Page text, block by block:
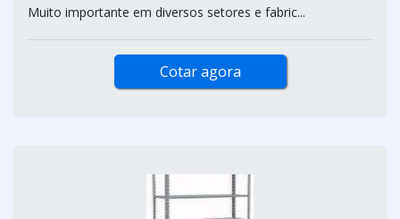
Muito importante em diversos setores e fabric...
Cotar agora